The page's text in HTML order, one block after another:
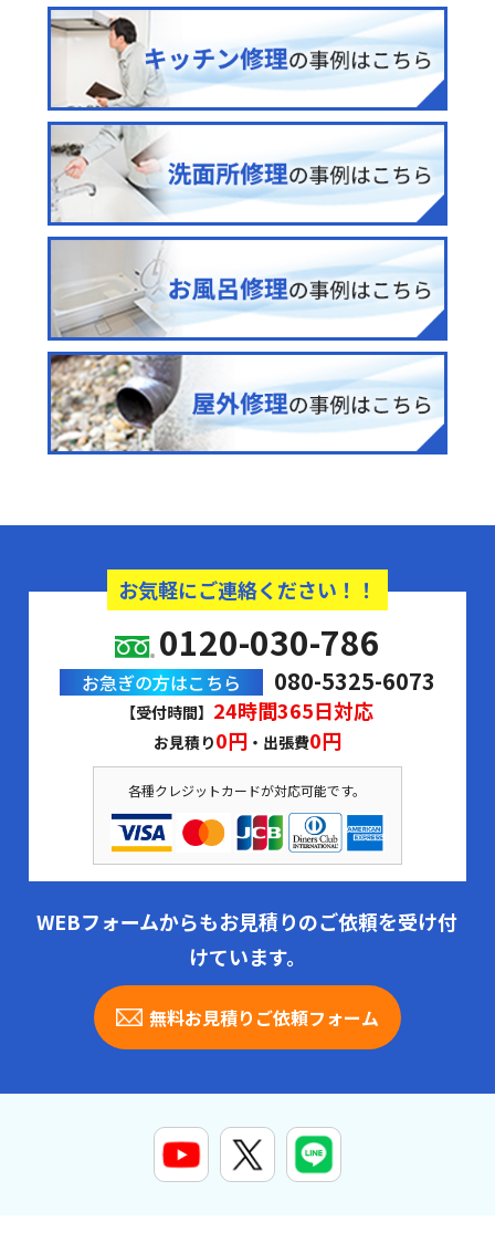
お気軽にご連絡ください！！
0120-030-786
お急ぎの方はこちら 080-5325-6073
【受付時間】 24時間365日対応
お見積り0円 ・出張費0円
各種クレジットカードが対応可能です。
WEBフォームからもお見積りのご依頼を受け付
けています。
無料お見積りご依頼フォーム